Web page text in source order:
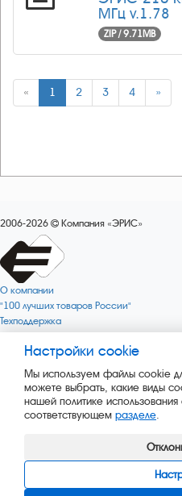
МГц v.1.78
ZIP / 9.71MB
« 1 2 3 4 »
2006-2026 Компания «ЭРИС»
О компании
"100 лучших товаров России"
Техподдержка
Качество
Поверка по редким газам
Пресс-релизы
Каталог сервисных услуг
Настройки cookie
Мы используем файлы cookie
можете выбрать, какие виды
нашей политике
соответствующем разделе.